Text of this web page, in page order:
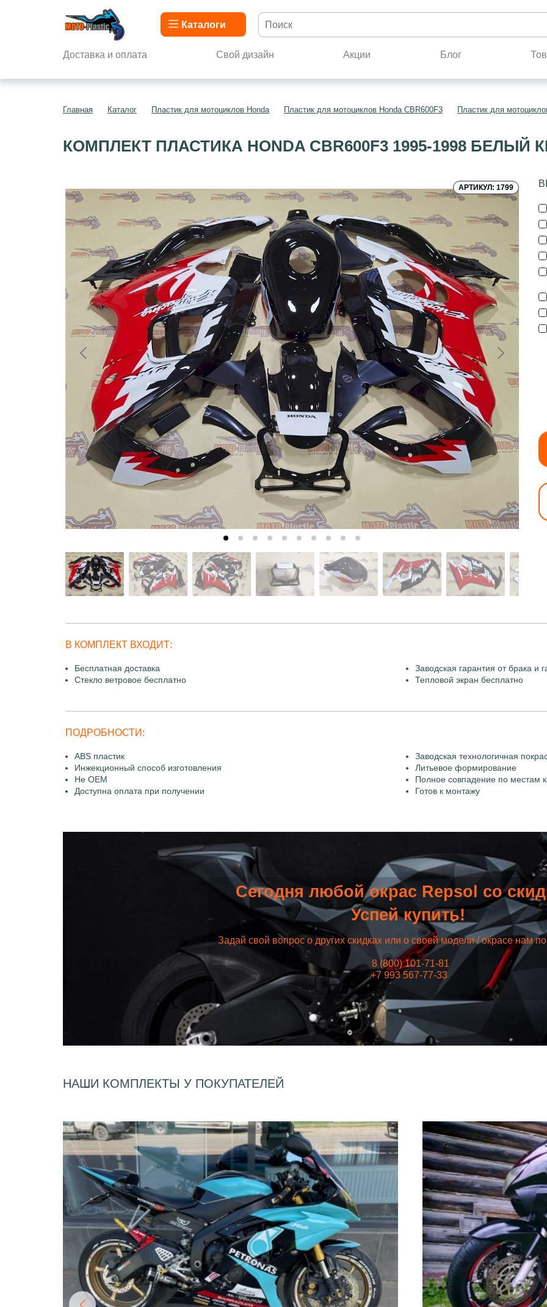
Каталоги
Доставка и оплата Свой дизайн Акции Блог
Главная Каталог Пластик для мотоциклов Honda Пластик для мотоциклов Honda CBR600F3 Пластик для
КОМПЛЕКТ ПЛАСТИКА HONDA CBR600F3 1995-1998
АРТИКУЛ: 1799
В КОМПЛЕКТ ВХОДИТ:
Бесплатная доставка
Заводская гарантия от брака и
Стекло ветровое бесплатно
Тепловой экран бесплатно
ПОДРОБНОСТИ:
ABS пластик
Заводская технологичная
Инжекционный способ изготовления
Литьевое формирование
Не OEM
Полное совпадение по местам
Доступна оплата при получении
Готов к монтажу
Сегодня любой окрас Repsol со
Успей купить!
Задай свой вопрос о других скидках или о своей модели / окрасе нам
8 (800) 101-71-81
+7 993 567-77-33
НАШИ КОМПЛЕКТЫ У ПОКУПАТЕЛЕЙ